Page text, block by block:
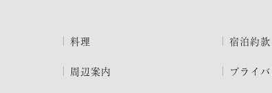
料理
周辺案内
宿泊約款
プライ